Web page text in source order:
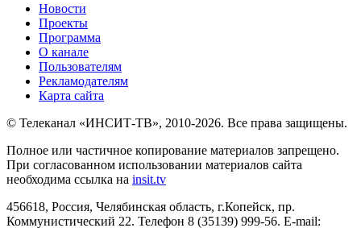
Новости
Проекты
Программа
О канале
Пользователям
Рекламодателям
Карта сайта
© Телеканал «ИНСИТ-ТВ», 2010-2026. Все права защищены.
Полное или частичное копирование материалов запрещено.
При согласованном использовании материалов сайта
необходима ссылка на insit.tv
456618, Россия, Челябинская область, г.Копейск, пр.
Коммунистический 22. Телефон 8 (35139) 999-56. E-mail: